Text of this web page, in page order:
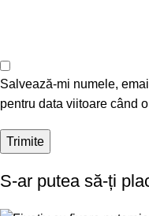
Salvează-mi numele,
pentru data viitoare când
S-ar putea să-ți